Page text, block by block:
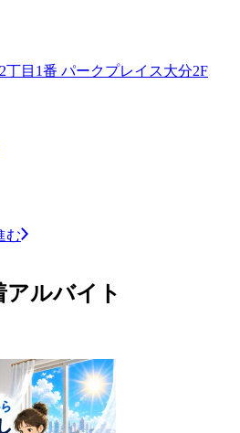
目1番 パークプレイス大分2F
む
アルバイト